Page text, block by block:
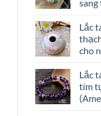
Lắc
cho
Lắc
tím